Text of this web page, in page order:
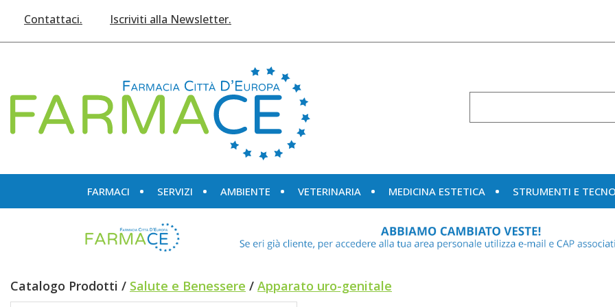
principale
Contattaci. Iscriviti alla Newsletter.
FARMACI SERVIZI AMBIENTE VETERINARIA MEDICINA ESTETICA STRUMENTI E
Catalogo Prodotti / Salute e Benessere / Apparato uro-genitale